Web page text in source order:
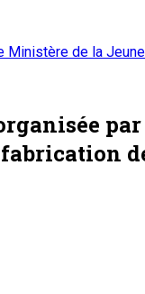
Ministère de la